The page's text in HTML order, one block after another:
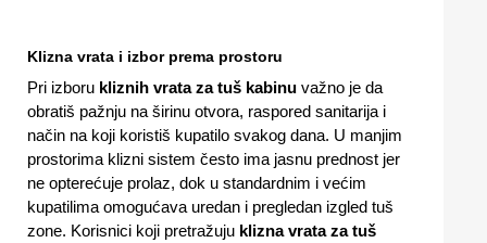
Klizna vrata i izbor prema prostoru
Pri izboru kliznih vrata za tuš kabinu važno je da
obratiš pažnju na širinu otvora, raspored sanitarija i
način na koji koristiš kupatilo svakog dana. U manjim
prostorima klizni sistem često ima jasnu prednost jer
ne opterećuje prolaz, dok u standardnim i većim
kupatilima omogućava uredan i pregledan izgled tuš
zone. Korisnici koji pretražuju klizna vrata za tuš